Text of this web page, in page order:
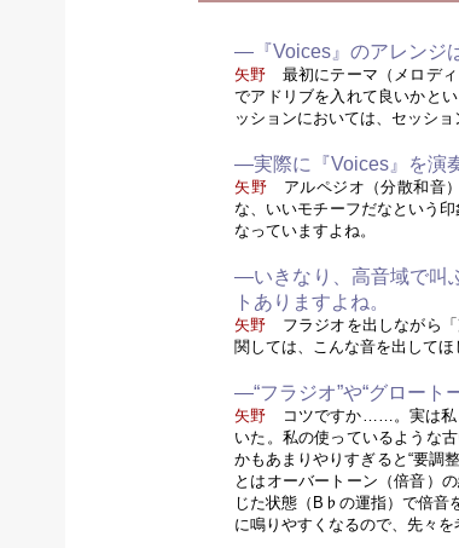
—『Voices』のアレンジ
矢野 最初にテーマ（メロディ
でアドリブを入れて良いかと
ッションにおいては、セッシ
—実際に『Voices』を演
矢野 アルペジオ（分散和音
な、いいモチーフだなという
なっていますよね。
—いきなり、高音域で叫
トありますよね。
矢野 フラジオを出しながら「
関しては、こんな音を出してほ
—“フラジオ”や“グロート
矢野 コツですか……。実は私
いた。私の使っているような
かもあまりやりすぎると“要調
とはオーバートーン（倍音）
じた状態（B♭の運指）で倍音
に鳴りやすくなるので、先々